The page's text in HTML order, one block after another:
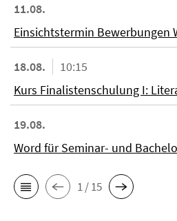
11.08.
Einsichtstermin Bewerbungen
18.08.
10:15
Kurs Finalistenschulung I:
19.08.
Word für Seminar- und
1 / 15